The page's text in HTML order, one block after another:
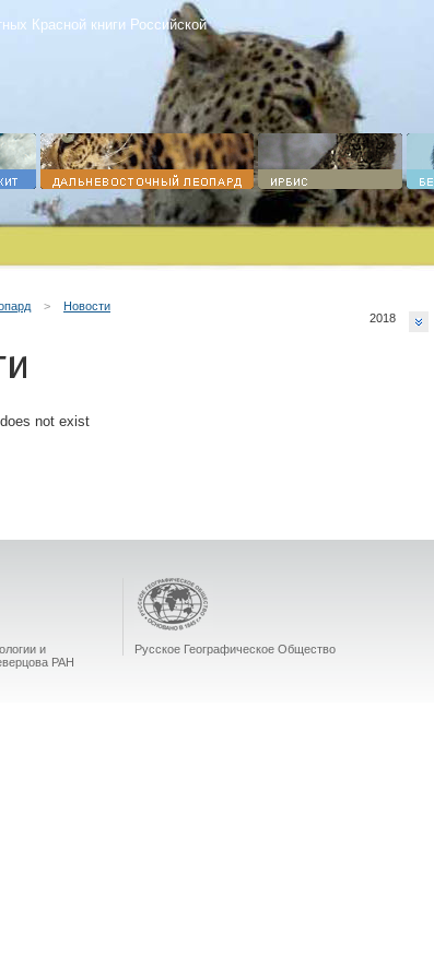
Красной книги Российской
> Новости
2018
not exist
и
РАН
Русское Географическое Общество